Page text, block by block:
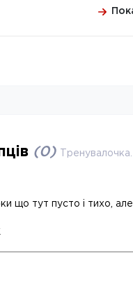
(0)
що тут пусто і тихо,